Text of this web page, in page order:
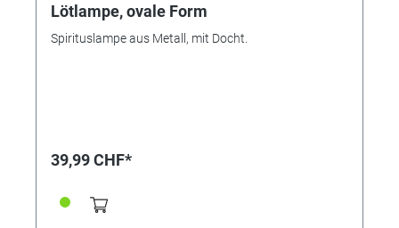
Lötlampe, ovale Form
Spirituslampe aus Metall, mit Docht.
39,99 CHF*